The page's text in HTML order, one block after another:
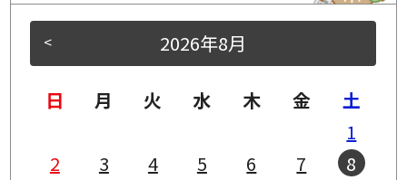
< 2026年8月
日 月 火 水 木 金
土
1
2
3 4 5 6 7
8